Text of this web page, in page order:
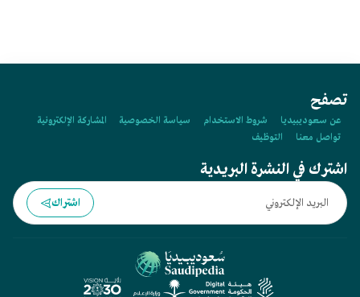
تصفح
عن سعوديبيديا شروط الاستخدام سياسة الخصوصية
المشاركة الإلكترونية
تواصل معنا
التوظيف
اشترك في النشرة البريدية
اشتراك